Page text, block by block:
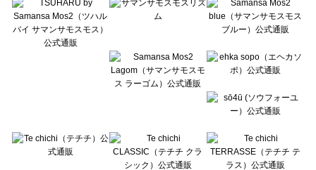
Lugnoncure（ルノンキュール）のバッグ一覧
BETTY'S BLUE（べティーズブルー）のバッグ一覧
Wpc.（ワールドパーティー）のバッグ一覧